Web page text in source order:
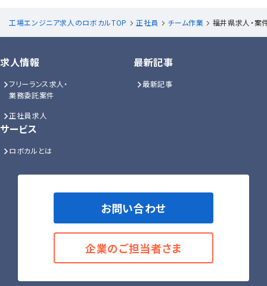
工場エンジニア求人のロボカルTOP 正社員 チーム作業 福井県求人・案
求人情報
フリーランス求人・
業務委託案件
正社員求人
最新記事
最新記事
サービス
ロボカルとは
お問い合わせ
企業のご担当者さま